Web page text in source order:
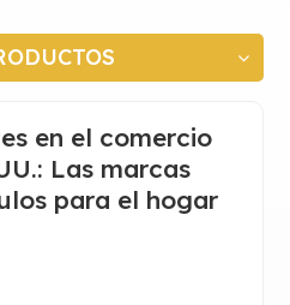
en el comercio
Las marcas
para el hogar